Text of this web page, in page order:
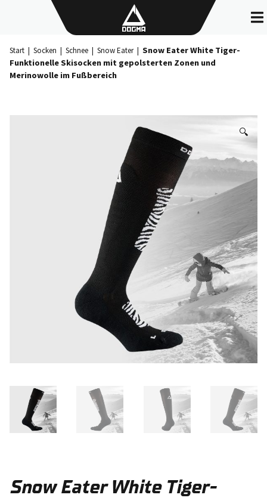
Start | Socken | Schnee | Snow Eater| Snow Eater White Tiger-
Funktionelle Skisocken mit gepolsterten Zonen und
Merinowolle im Fußbereich
🔍
Snow Eater White Tiger-